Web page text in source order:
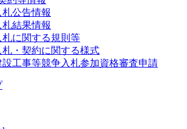
札公告情報
札結果情報
札に関する規則等
札・契約に関する様式
設工事等競争入札参加資格審査申請